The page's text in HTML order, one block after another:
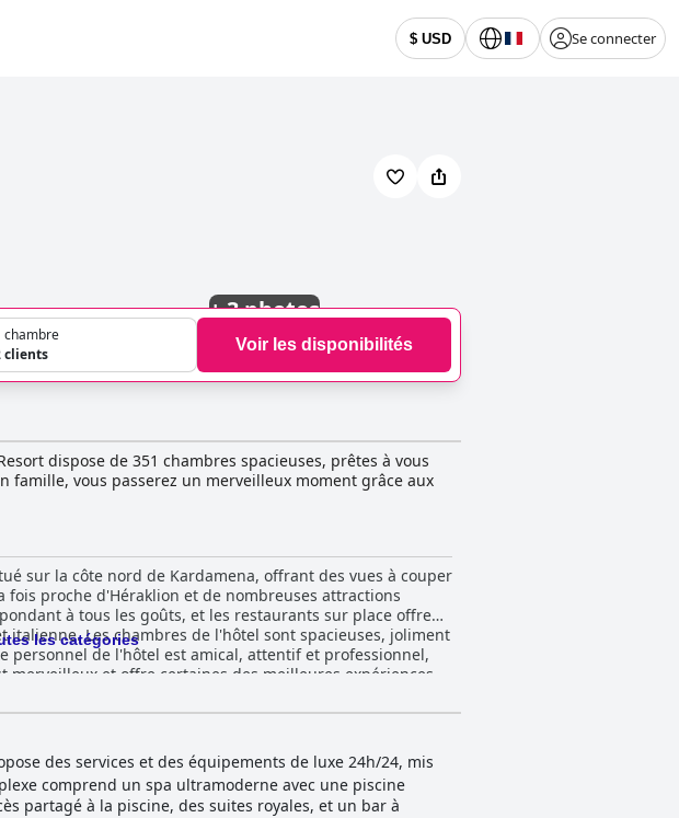
$ USD Se connecter
+3 photos
chambre
clients
Voir les disponibilités
dispose de 351 chambres spacieuses, prêtes à vous
famille, vous passerez un merveilleux moment grâce aux
sur la côte nord de Kardamena, offrant des vues à couper
proche d'Héraklion et de nombreuses attractions
à tous les goûts, et les restaurants sur place offrent
Les chambres de l'hôtel sont spacieuses, joliment
personnel de l'hôtel est amical, attentif et professionnel,
merveilleux et offre certaines des meilleures expériences
et une variété d'activités. L'hôtel est adapté aux
une variété de friandises pour les enfants. Les piscines
et l'intimité ultimes. Dans l'ensemble, le Mitsis Selection
clients, dont beaucoup prévoient de revenir à l'avenir.
les catégories
des services et des équipements de luxe 24h/24, mis
comprend un spa ultramoderne avec une piscine
partagé à la piscine, des suites royales, et un bar à